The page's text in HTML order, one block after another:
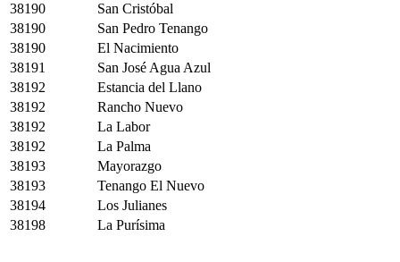
38190
San Cristóbal
38190
San Pedro Tenango
38190
El Nacimiento
38191
San José Agua Azul
38192
Estancia del Llano
38192
Rancho Nuevo
38192
La Labor
38192
La Palma
38193
Mayorazgo
38193
Tenango El Nuevo
38194
Los Julianes
38198
La Purísima